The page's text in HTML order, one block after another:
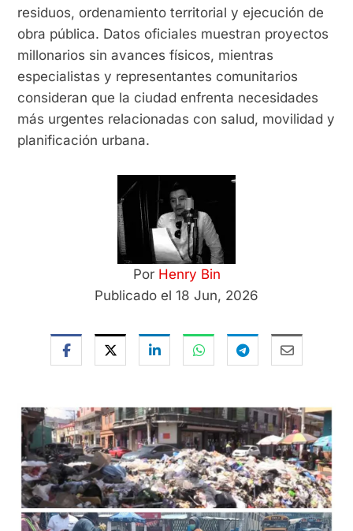
residuos, ordenamiento territorial y ejecución de
obra pública. Datos oficiales muestran proyectos
millonarios sin avances físicos, mientras
especialistas y representantes comunitarios
consideran que la ciudad enfrenta necesidades
más urgentes relacionadas con salud, movilidad y
planificación urbana.
Por Henry Bin
Publicado el 18 Jun, 2026